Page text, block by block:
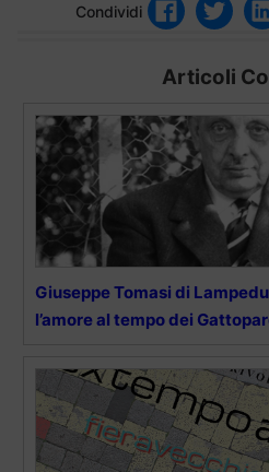
Condividi
Articoli
Giuseppe Tomasi di
l’amore al tempo dei